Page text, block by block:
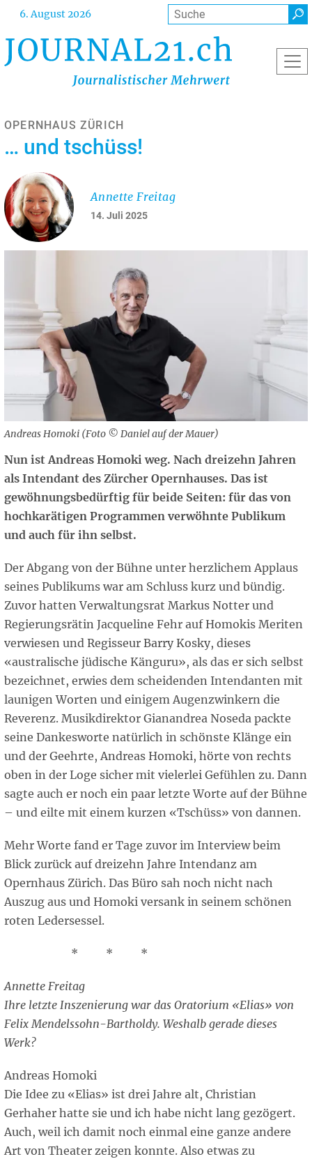
Direkt
Inhalt
6. August 2026 Suche
OPERNHAUS ZÜRICH
… und tschüss!
14. Juli 2025
Annette Freitag
Andreas Homoki (Foto © Daniel auf der Mauer)
Nun ist Andreas Homoki weg. Nach dreizehn Jahren
als Intendant des Zürcher Opernhauses. Das ist
gewöhnungsbedürftig für beide Seiten: für das von
hochkarätigen Programmen verwöhnte Publikum
und auch für ihn selbst.
Der Abgang von der Bühne unter herzlichem Applaus
seines Publikums war am Schluss kurz und bündig.
Zuvor hatten Verwaltungsrat Markus Notter und
Regierungsrätin Jacqueline Fehr auf Homokis Meriten
verwiesen und Regisseur Barry Kosky, dieses
«australische jüdische Känguru», als das er sich selbst
bezeichnet, erwies dem scheidenden Intendanten mit
launigen Worten und einigem Augenzwinkern die
Reverenz. Musikdirektor Gianandrea Noseda packte
seine Dankesworte natürlich in schönste Klänge ein
und der Geehrte, Andreas Homoki, hörte von rechts
oben in der Loge sicher mit vielerlei Gefühlen zu. Dann
sagte auch er noch ein paar letzte Worte auf der Bühne
– und eilte mit einem kurzen «Tschüss» von dannen.
Mehr Worte fand er Tage zuvor im Interview beim
Blick zurück auf dreizehn Jahre Intendanz am
Opernhaus Zürich. Das Büro sah noch nicht nach
Auszug aus und Homoki versank in seinem schönen
roten Ledersessel.
* * *
Annette Freitag
Ihre letzte Inszenierung war das Oratorium «Elias» von
Felix Mendelssohn-Bartholdy. Weshalb gerade dieses
Werk?
Andreas Homoki
Die Idee zu «Elias» ist drei Jahre alt, Christian
Gerhaher hatte sie und ich habe nicht lang gezögert.
Auch, weil ich damit noch einmal eine ganze andere
Art von Theater zeigen konnte. Also etwas zu